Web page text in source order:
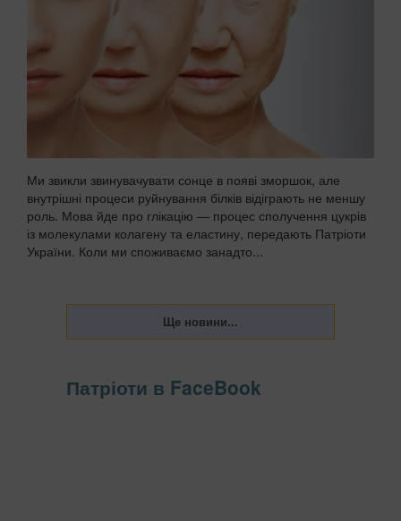
Ми звикли звинувачувати сонце в появі зморшок, але
внутрішні процеси руйнування білків відіграють не меншу
роль. Мова йде про глікацію — процес сполучення цукрів
із молекулами колагену та еластину, передають Патріоти
України. Коли ми споживаємо занадто...
Патріоти в FaceBook